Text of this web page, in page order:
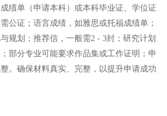
绩单（申请本科）或本科毕业证、学位证
公证；语言成绩，如雅思或托福成绩单；
规划；推荐信，一般需2 - 3封；研究计划
部分专业可能要求作品集或工作证明；申
。确保材料真实、完整，以提升申请成功